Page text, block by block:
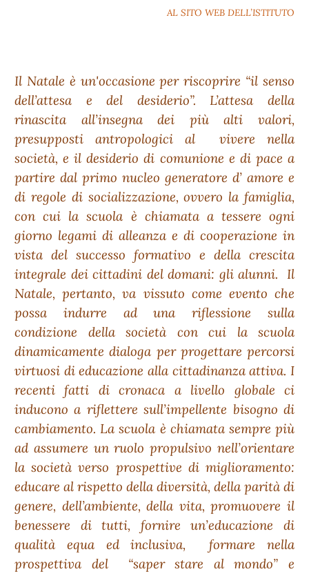
AL SITO WEB DELL’ISTITUTO
Il Natale è un'occasione per riscoprire “il senso
dell’attesa e del desiderio”. L’attesa della
rinascita all’insegna dei più alti valori,
presupposti antropologici al vivere nella
società, e il desiderio di comunione e di pace a
partire dal primo nucleo generatore d’ amore e
di regole di socializzazione, ovvero la famiglia,
con cui la scuola è chiamata a tessere ogni
giorno legami di alleanza e di cooperazione in
vista del successo formativo e della crescita
integrale dei cittadini del domani: gli alunni. Il
Natale, pertanto, va vissuto come evento che
possa indurre ad una riflessione sulla
condizione della società con cui la scuola
dinamicamente dialoga per progettare percorsi
virtuosi di educazione alla cittadinanza attiva. I
recenti fatti di cronaca a livello globale ci
inducono a riflettere sull’impellente bisogno di
cambiamento. La scuola è chiamata sempre più
ad assumere un ruolo propulsivo nell’orientare
la società verso prospettive di miglioramento:
educare al rispetto della diversità, della parità di
genere, dell’ambiente, della vita, promuovere il
benessere di tutti, fornire un’educazione di
qualità equa ed inclusiva, formare nella
prospettiva del “saper stare al mondo” e